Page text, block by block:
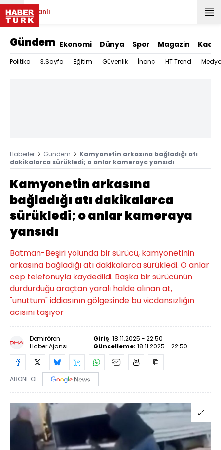
Canlı
Gündem Ekonomi Dünya Spor Magazin Kadın
Politika 3.Sayfa Eğitim Güvenlik İnanç HT Trend
Haberler Gündem
Kamyonetin arkasına bağladığı atı
dakikalarca sürükledi; o anlar kameraya yansıdı
Kamyonetin arkasına
bağladığı atı dakikalarca
sürükledi; o anlar kameraya
yansıdı
Batman-Beşiri yolunda bir sürücü, kamyonetinin
arkasına bağladığı atı dakikalarca sürükledi. O anlar
cep telefonuyla kaydedildi. Başka bir sürücünün
durdurduğu araçtan yaralı halde alınan at,
"unuttum" iddiasının gölgesinde bu vicdansızlığın
acısını taşıyor
Demirören
Haber Ajansı
Giriş: 18.11.2025 - 22:50
Güncelleme: 18.11.2025 - 22:50
ABONE OL